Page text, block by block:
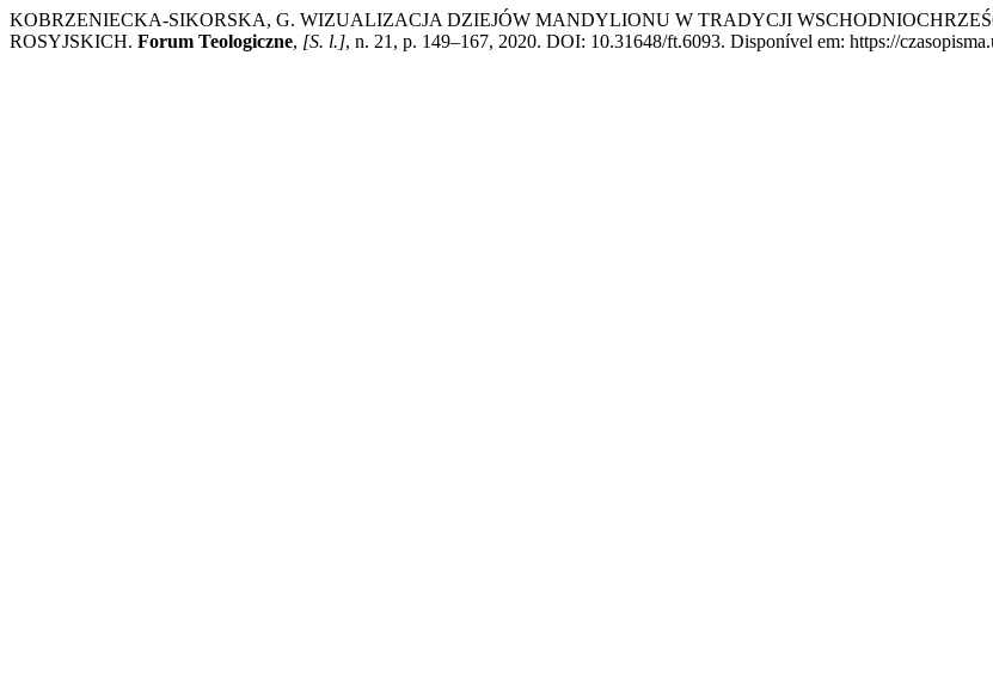
KOBRZENIECKA-SIKORSKA, G. WIZUALIZACJA DZIEJÓW MANDYLIONU W TRADYCJI
ROSYJSKICH. Forum Teologiczne, [S. l.], n. 21, p. 149–167, 2020. DOI: 10.31648/ft.6093. Disponível em: https://